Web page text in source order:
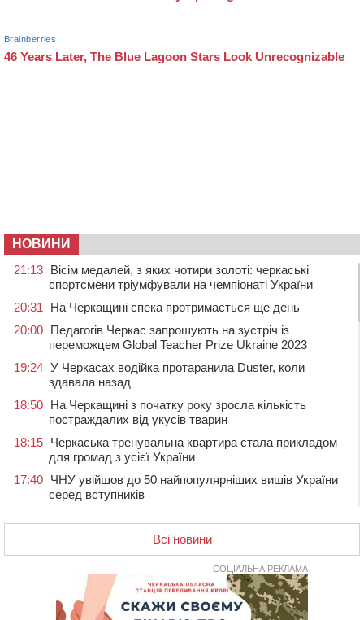
НОВИНИ
21:13 Вісім медалей, з яких чотири золоті: черкаські
спортсмени тріумфували на чемпіонаті України
20:31
На Черкащині спека протримається ще день
20:00 Педагогів Черкас запрошують на зустріч із
переможцем Global Teacher Prize Ukraine 2023
19:24 У Черкасах водійка протаранила Duster, коли
здавала назад
18:50 На Черкащині з початку року зросла кількість
постраждалих від укусів тварин
18:15 Черкаська тренувальна квартира стала прикладом
для громад з усієї України
17:40 ЧНУ увійшов до 50 найпопулярніших вишів України
серед вступників
контейнерний майданчик
16:32
Без розтину грудної клітки: у Черкасах 75-річній
пацієнтці замінили аортальний клапан
У Черкаському онкоцентрі встановили сонячну
електростанцію за понад пів мільйона гривень
Всі новини
СОЦІАЛЬНА РЕКЛАМА